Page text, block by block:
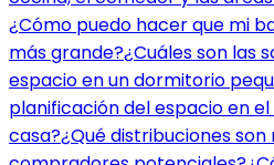
¿Cómo puedo hacer que mi
más grande?¿Cuáles son las
espacio en un dormitorio
planificación del espacio en
casa?¿Qué distribuciones